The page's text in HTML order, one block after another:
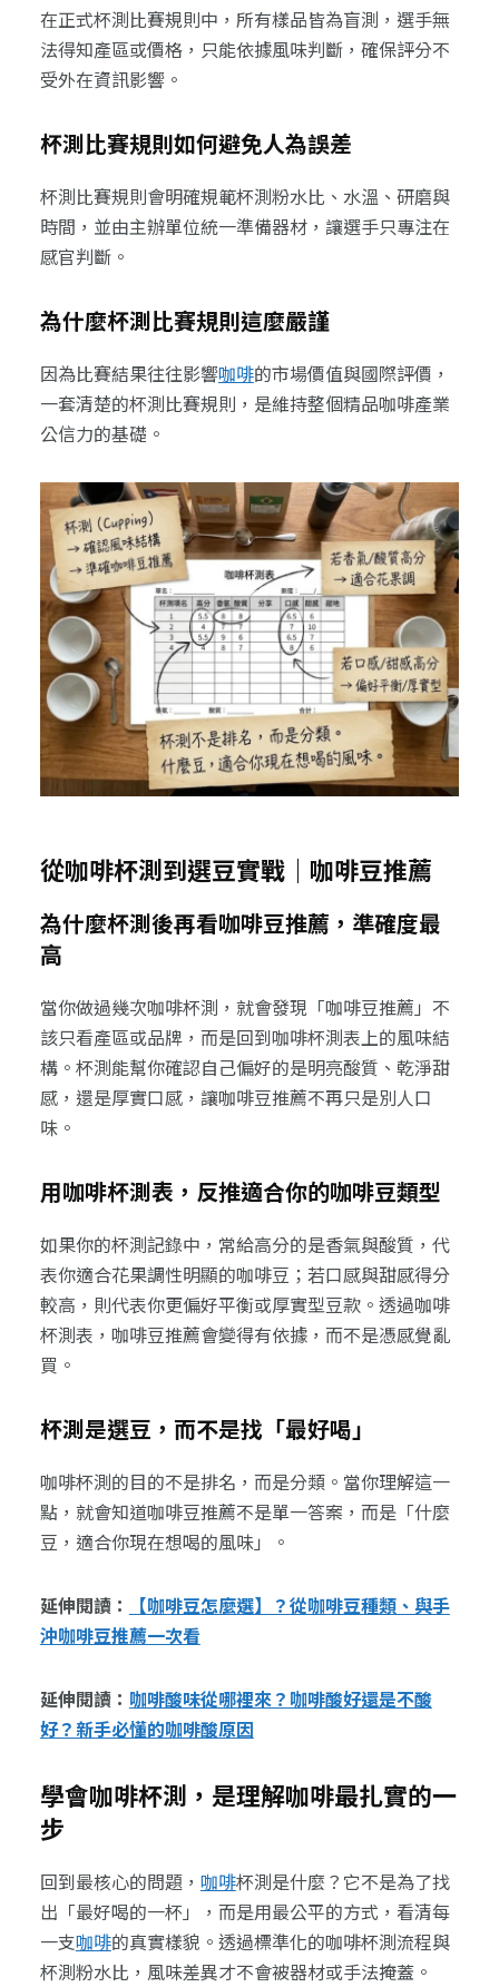
在正式杯測比賽規則中，所有樣品皆為盲測，選手無
法得知產區或價格，只能依據風味判斷，確保評分不
受外在資訊影響。
杯測比賽規則如何避免人為誤差
杯測比賽規則會明確規範杯測粉水比、水溫、研磨與
時間，並由主辦單位統一準備器材，讓選手只專注在
感官判斷。
為什麼杯測比賽規則這麼嚴謹
因為比賽結果往往影響咖啡的市場價值與國際評價，
一套清楚的杯測比賽規則，是維持整個精品咖啡產業
公信力的基礎。
從咖啡杯測到選豆實戰｜咖啡豆推薦
為什麼杯測後再看咖啡豆推薦，準確度最
高
當你做過幾次咖啡杯測，就會發現「咖啡豆推薦」不
該只看產區或品牌，而是回到咖啡杯測表上的風味結
構。杯測能幫你確認自己偏好的是明亮酸質、乾淨甜
感，還是厚實口感，讓咖啡豆推薦不再只是別人口
味。
用咖啡杯測表，反推適合你的咖啡豆類型
如果你的杯測記錄中，常給高分的是香氣與酸質，代
表你適合花果調性明顯的咖啡豆；若口感與甜感得分
較高，則代表你更偏好平衡或厚實型豆款。透過咖啡
杯測表，咖啡豆推薦會變得有依據，而不是憑感覺亂
買。
杯測是選豆，而不是找「最好喝」
咖啡杯測的目的不是排名，而是分類。當你理解這一
點，就會知道咖啡豆推薦不是單一答案，而是「什麼
豆，適合你現在想喝的風味」。
延伸閱讀：
【咖啡豆怎麼選】？從咖啡豆種類、與手
沖咖啡豆推薦一次看
延伸閱讀： 咖啡酸味從哪裡來？咖啡酸好還是不酸
好？新手必懂的咖啡酸原因
學會咖啡杯測，是理解咖啡最扎實的一
步
回到最核心的問題， 咖啡杯測是什麼？它不是為了找
出「最好喝的一杯」，而是用最公平的方式，看清每
一支咖啡的真實樣貌。透過標準化的咖啡杯測流程與
杯測粉水比，風味差異才不會被器材或手法掩蓋。